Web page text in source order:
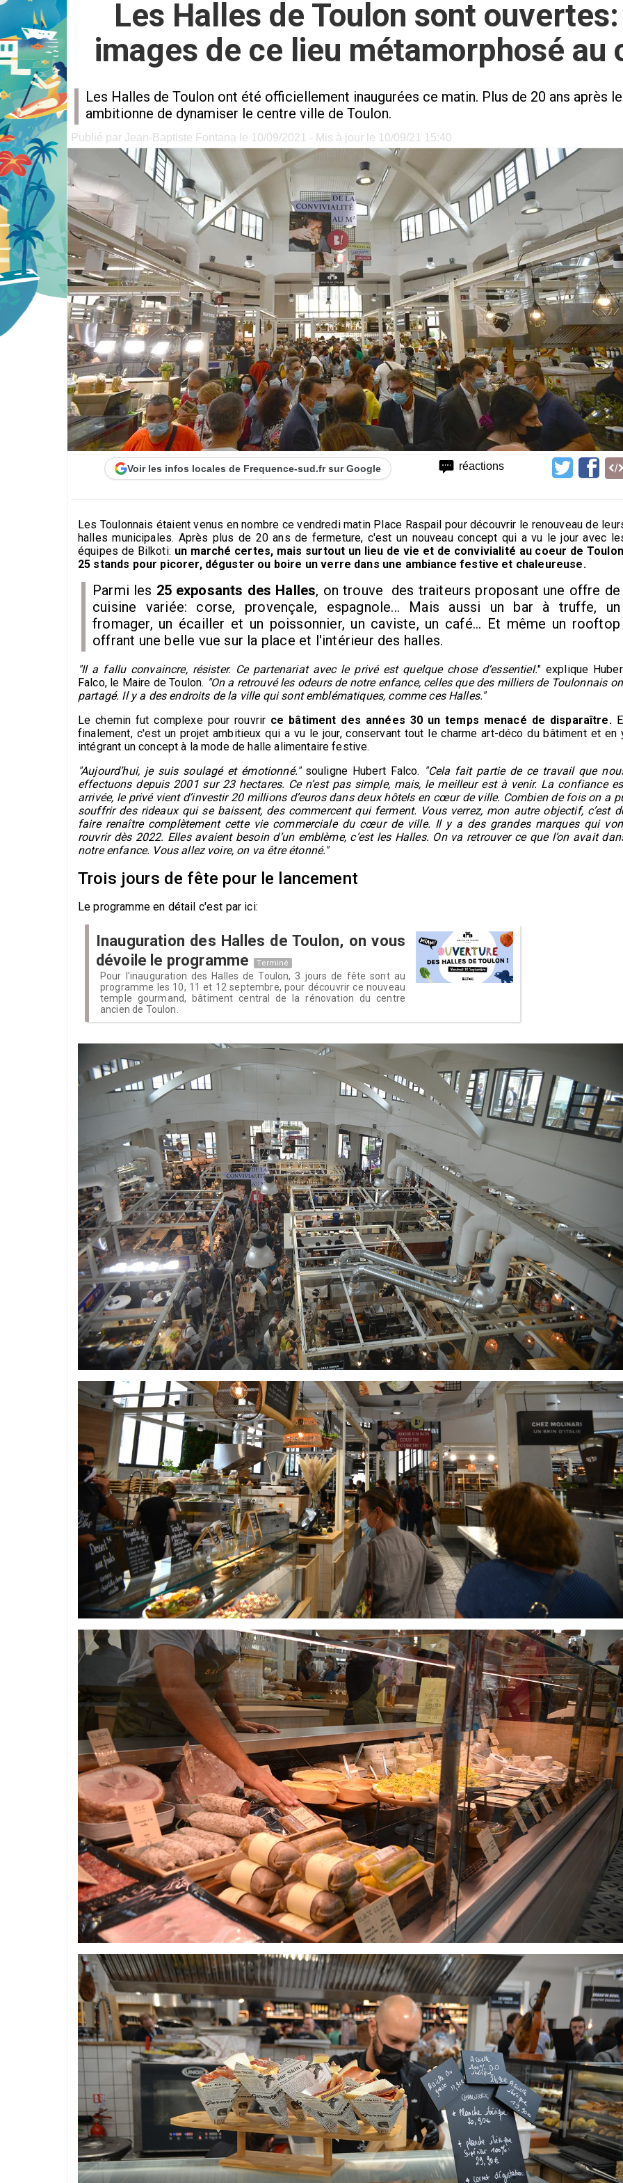
Les Halles de Toulon sont
images de ce lieu métamorphosé au
Les Halles de Toulon ont été officiellement inaugurées ce matin. Plus de 20 ans après
ambitionne de dynamiser le centre ville de Toulon.
Publié par Jean-Baptiste Fontana le 10/09/2021 - Mis à jour le 10/09/21 15:40
réactions
Voir les infos locales de Frequence-sud.fr sur Google
Les Toulonnais étaient venus en nombre ce vendredi matin Place Raspail pour découvrir le renouveau de
halles municipales. Après plus de 20 ans de fermeture, c'est un nouveau concept qui a vu le jour avec
équipes de Bilkoti: un marché certes, mais surtout un lieu de vie et de convivialité au coeur de
25 stands pour picorer, déguster ou boire un verre dans une ambiance festive et chaleureuse.
Parmi les 25 exposants des Halles, on trouve des traiteurs proposant une offre de
cuisine variée: corse, provençale, espagnole... Mais aussi un bar à truffe, un
fromager, un écailler et un poissonnier, un caviste, un café... Et même un rooftop
offrant une belle vue sur la place et l'intérieur des halles.
"Il a fallu convaincre, résister. Ce partenariat avec le privé est quelque chose d’essentiel." explique
Falco, le Maire de Toulon. "On a retrouvé les odeurs de notre enfance, celles que des milliers de Toulonnais
partagé. Il y a des endroits de la ville qui sont emblématiques, comme ces Halles."
Le chemin fut complexe pour rouvrir ce bâtiment des années 30 un temps menacé de disparaître.
finalement, c'est un projet ambitieux qui a vu le jour, conservant tout le charme art-déco du bâtiment et en
intégrant un concept à la mode de halle alimentaire festive.
"Aujourd’hui, je suis soulagé et émotionné."souligne Hubert Falco. "Cela fait partie de ce travail que
effectuons depuis 2001 sur 23 hectares. Ce n’est pas simple, mais, le meilleur est à venir. La confiance
arrivée, le privé vient d’investir 20 millions d’euros dans deux hôtels en cœur de ville. Combien de fois on a
souffrir des rideaux qui se baissent, des commercent qui ferment. Vous verrez, mon autre objectif, c’est
faire renaître complètement cette vie commerciale du cœur de ville. Il y a des grandes marques qui
rouvrir dès 2022. Elles avaient besoin d’un emblème, c’est les Halles. On va retrouver ce que l’on avait
notre enfance. Vous allez voire, on va être étonné."
Trois jours de fête pour le lancement
Le programme en détail c'est par ici:
Inauguration des Halles de Toulon, on vous
dévoile le programme
Terminé
Pour l'inauguration des Halles de Toulon, 3 jours de fête sont au
programme les 10, 11 et 12 septembre, pour découvrir ce nouveau
temple gourmand, bâtiment central de la rénovation du centre
ancien de Toulon.